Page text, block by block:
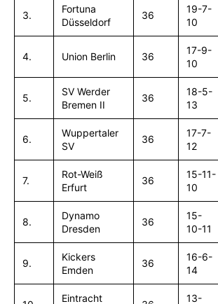
3.
Fortuna
Düsseldorf
36
19-7-
10
4. Union Berlin 36
17-9-
10
5.
SV Werder
Bremen II
36
18-5-
13
6.
Wuppertaler
SV
36
17-7-
12
7.
Rot-Weiß
Erfurt
36
15-11-
10
8.
Dynamo
Dresden
36
15-
10-11
9.
Kickers
Emden
36
16-6-
14
Eintracht
13-